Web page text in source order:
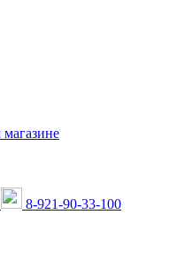
магазине
8-921-90-33-100